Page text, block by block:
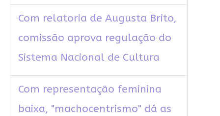
Com relatoria de Augusta Brito,
comissão aprova regulação do
Sistema Nacional de Cultura
Com representação feminina
baixa, "machocentrismo" dá as